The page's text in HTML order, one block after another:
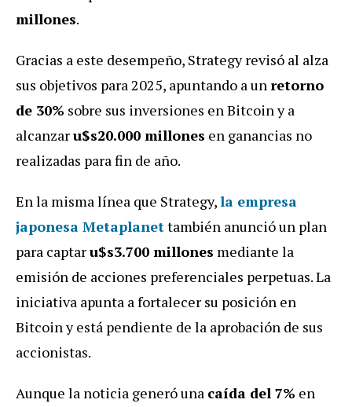
millones.
Gracias a este desempeño, Strategy revisó al alza
sus objetivos para 2025, apuntando a un retorno
de 30% sobre sus inversiones en Bitcoin y a
alcanzaru$s20.000 millones en ganancias no
realizadas para fin de año.
En la misma línea que Strategy,la empresa
japonesa Metaplanettambién anunció un plan
para captaru$s3.700 millones mediante la
emisión de acciones preferenciales perpetuas. La
iniciativa apunta a fortalecer su posición en
Bitcoin y está pendiente de la aprobación de sus
accionistas.
Aunque la noticia generó una caída del 7% en